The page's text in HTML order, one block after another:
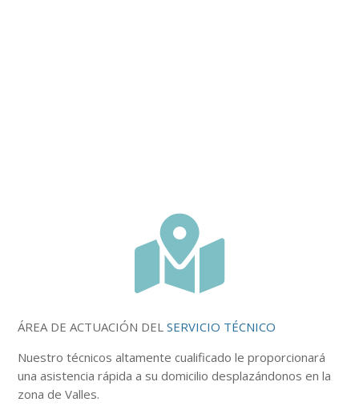

ÁREA DE ACTUACIÓN DELSERVICIO TÉCNICO
Nuestrotécnicos altamente cualificado le proporcionará
una asistencia rápida a su domicilio desplazándonos en la
zona de Valles.